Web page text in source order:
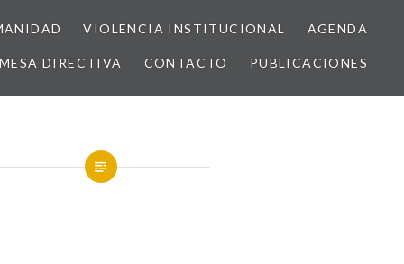
VIOLENCIA INSTITUCIONAL AGENDA
MESA DIRECTIVA CONTACTO PUBLICACIONES